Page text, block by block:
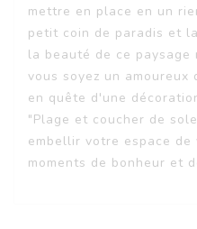
mettre en place en un
petit coin de paradis et
la beauté de ce paysage
vous soyez un amoureux
en quête d'une
"Plage et coucher de
embellir votre espace
moments de bonheur et